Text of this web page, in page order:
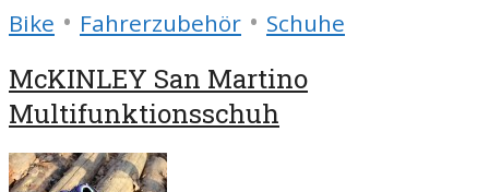
Bike • Fahrerzubehör • Schuhe
McKINLEY San Martino
Multifunktionsschuh